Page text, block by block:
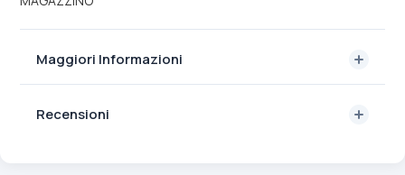
Maggiori Informazioni
Recensioni